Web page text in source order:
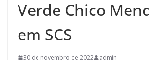
Verde Chico
em SCS
30 de novembro de 2022 admin